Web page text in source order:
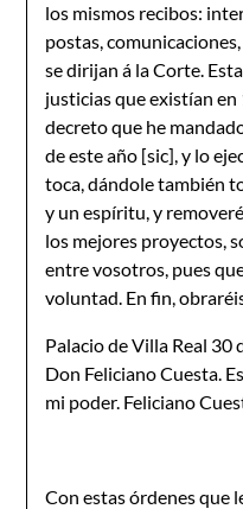
los mismos recibos:
postas,
se dirijan á la Corte.
justicias que existían
decreto que he
de este año [sic], y lo
toca, dándole también
y un espíritu, y
los mejores proyectos,
entre vosotros, pues
voluntad. En fin,
Palacio de Villa Real 30
Don Feliciano Cuesta.
mi poder. Feliciano
Con estas órdenes que